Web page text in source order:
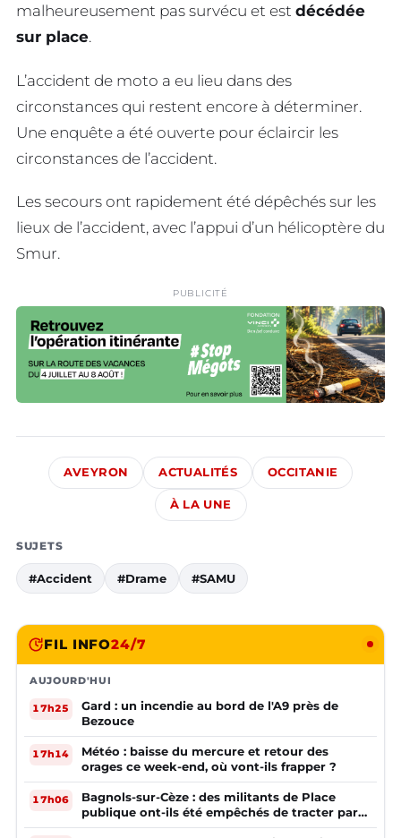
malheureusement pas survécu et est décédée
sur place.
L’accident de moto a eu lieu dans des
circonstances qui restent encore à déterminer.
Une enquête a été ouverte pour éclaircir les
circonstances de l’accident.
Les secours ont rapidement été dépêchés sur les
lieux de l’accident, avec l’appui d’un hélicoptère du
Smur.
PUBLICITÉ
AVEYRON ACTUALITÉS OCCITANIE
À LA UNE
SUJETS
#Accident #Drame #SAMU
FIL INFO24/7
AUJOURD'HUI
17h25
Gard : un incendie au bord de l'A9 près de
Bezouce
17h14
Météo : baisse du mercure et retour des
orages ce week-end, où vont-ils frapper ?
17h06
Bagnols-sur-Cèze : des militants de Place
publique ont-ils été empêchés de tracter par
la mairie ?